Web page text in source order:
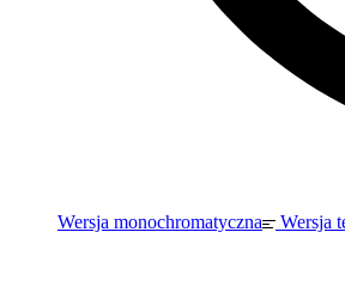
Wersja monochromatyczna Wersja